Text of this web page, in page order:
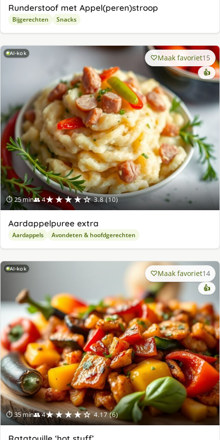
Runderstoof met Appel(peren)stroop
Bijgerechten Snacks
AI-kok
⏱ 25 min👥 4★★★★☆ 3.8 (10)
Maak favoriet15
👍
Aardappelpuree extra
Aardappels Avondeten & hoofdgerechten
AI-kok
⏱ 35 min👥 4★★★★☆ 4.17 (6)
Maak favoriet14
👍